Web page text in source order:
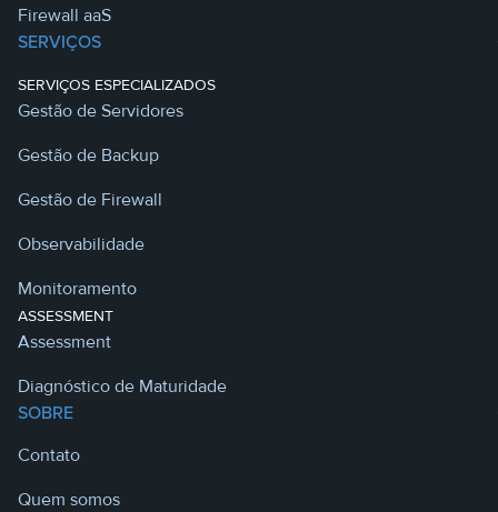
Firewall aaS
SERVIÇOS
SERVIÇOS ESPECIALIZADOS
Gestão de Servidores
Gestão de Backup
Gestão de Firewall
Observabilidade
Monitoramento
ASSESSMENT
Assessment
Diagnóstico de Maturidade
SOBRE
Contato
Quem somos